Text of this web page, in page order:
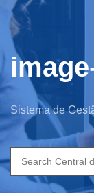
Sistema de
Search
for: